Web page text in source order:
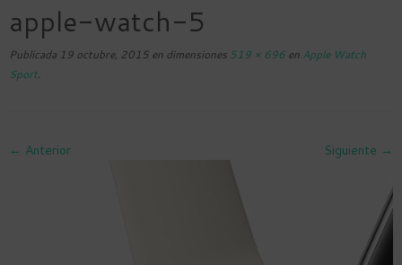
apple-watch-5
Publicada 19 octubre, 2015 en dimensiones 519 × 696 en Apple Watch
Sport.
← Anterior Siguiente →